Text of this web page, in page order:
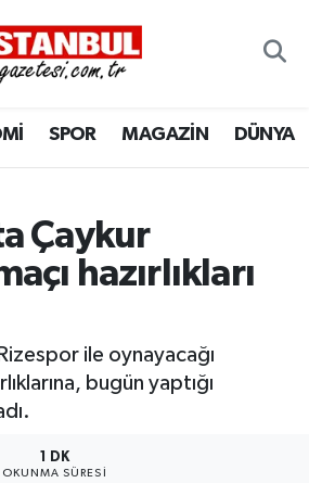
SPOR MAGAZİN DÜNYA
Çaykur
hazırlıkları
ile oynayacağı
bugün yaptığı
1 DK
OKUNMA SÜRESI
Durumu ve Fikstür